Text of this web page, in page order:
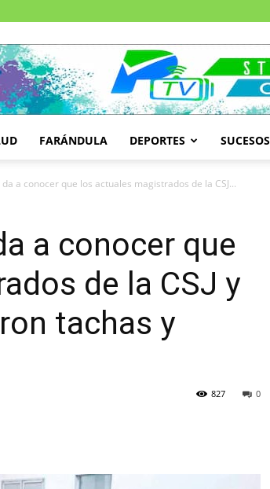
FARÁNDULA DEPORTES SUCESOS
a conocer que los actuales magistrados de la CSJ...
a conocer que
de la CSJ y
tachas y
0
827